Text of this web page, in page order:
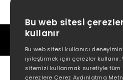
Bu web sitesi
kullanır
Bu web sitesi kullanıcı deneyimini
iyileştirmek için çerezler kullanır.
sitemizi kullanmak suretiyle tüm
çerezlere Çerez Aydınlatma